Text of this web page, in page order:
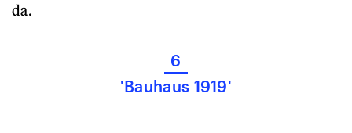
da.
6
'Bauhaus 1919'